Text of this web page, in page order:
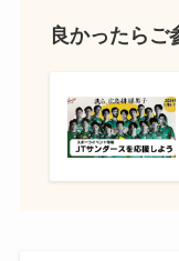
良かったらご